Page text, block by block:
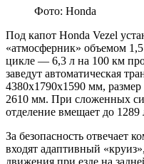
Фото: Honda
Под капот Honda Vezel
«атмосферник» объемом
цикле — 6,3 л на 100 км
заведут автоматическая
4380х1790х1590 мм, размер
2610 мм. При сложенных
отделение вмещает до 1289
За безопасность отвечает
входят адаптивный
движения при езде на